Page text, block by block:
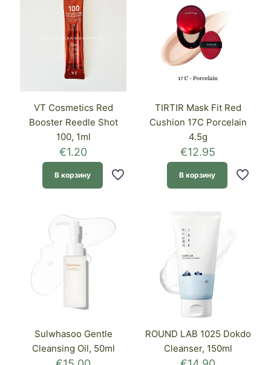
VT Cosmetics Red
Booster Reedle Shot
100, 1ml
€1.20
В корзину
TIRTIR Mask Fit Red
Cushion 17C Porcelain
4.5g
€12.95
В корзину
Sulwhasoo Gentle
Cleansing Oil, 50ml
ROUND LAB 1025 Dokdo
Cleanser, 150ml